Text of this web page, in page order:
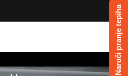
Naruči pranje tepiha